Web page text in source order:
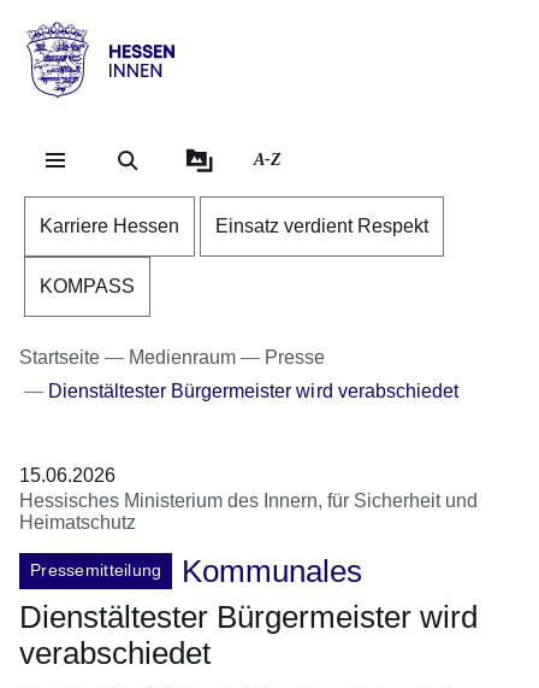
Hessen
Innen
A-Z
Karriere Hessen Einsatz verdient Respekt
KOMPASS
Startseite Medienraum
Presse
Dienstältester Bürgermeister wird verabschiedet
15.06.2026
Hessisches Ministerium des Innern, für Sicherheit und
Heimatschutz
Pressemitteilung
Kommunales
Dienstältester Bürgermeister wird
verabschiedet